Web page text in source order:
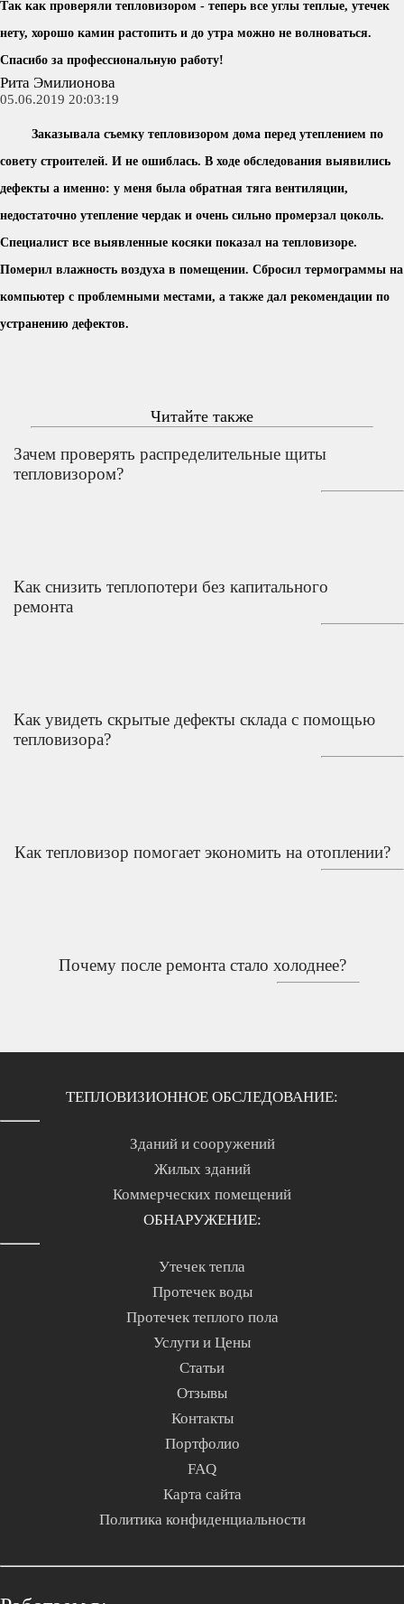
Так как проверяли тепловизором - теперь все углы теплые, утечек
нету, хорошо камин растопить и до утра можно не волноваться.
Спасибо за профессиональную работу!
Рита Эмилионова
05.06.2019 20:03:19
Заказывала съемку тепловизором дома перед утеплением по
совету строителей. И не ошиблась. В ходе обследования выявились
дефекты а именно: у меня была обратная тяга вентиляции,
недостаточно утепление чердак и очень сильно промерзал цоколь.
Специалист все выявленные косяки показал на тепловизоре.
Померил влажность воздуха в помещении. Сбросил термограммы на
компьютер с проблемными местами, а также дал рекомендации по
устранению дефектов.
Читайте также
Зачем проверять распределительные щиты
тепловизором?
Как снизить теплопотери без капитального
ремонта
Как увидеть скрытые дефекты склада с помощью
тепловизора?
Как тепловизор помогает экономить на отоплении?
Почему после ремонта стало холоднее?
ТЕПЛОВИЗИОННОЕ ОБСЛЕДОВАНИЕ:
Зданий и сооружений
Жилых зданий
Коммерческих помещений
ОБНАРУЖЕНИЕ:
Утечек тепла
Протечек воды
Протечек теплого пола
Услуги и Цены
Статьи
Отзывы
Контакты
Портфолио
FAQ
Карта сайта
Политика конфиденциальности